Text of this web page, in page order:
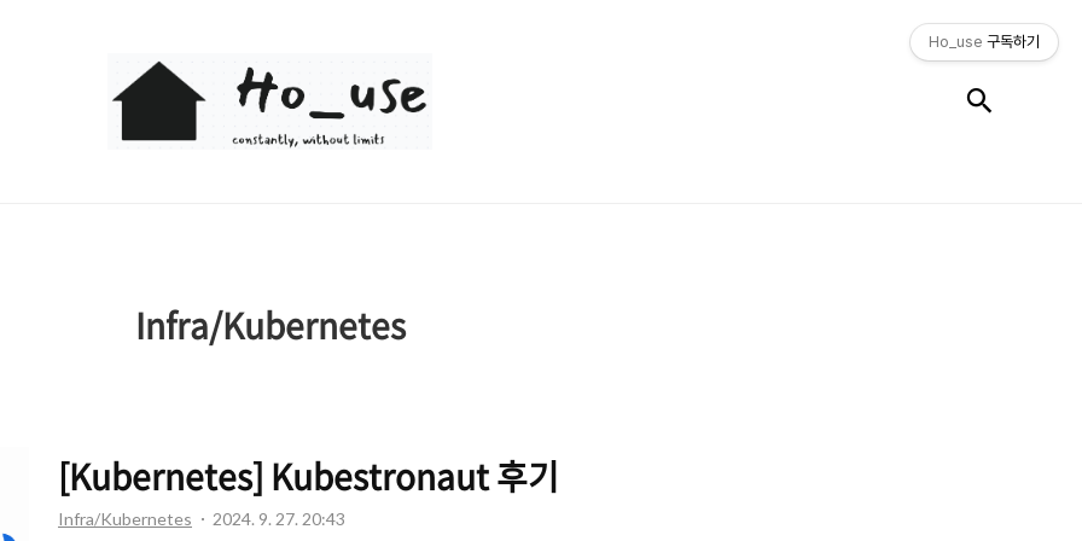
Ho_use
Infra/Kubernetes
[Kubernetes] Kubestronaut 후기
Infra/Kubernetes 2024. 9. 27. 20:43
Ho_use 구독하기